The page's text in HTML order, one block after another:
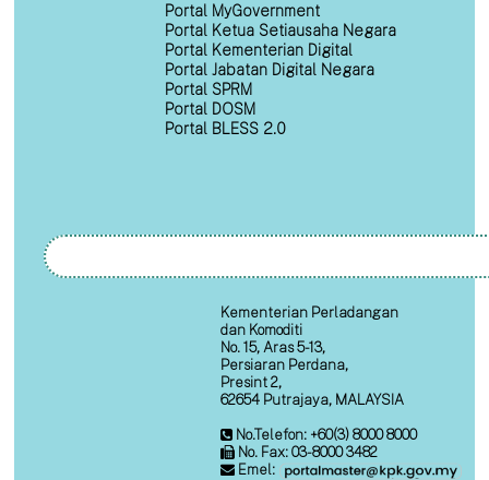
Portal MyGovernment
Portal Ketua Setiausaha Negara
Portal Kementerian Digital
Portal Jabatan Digital Negara
Portal SPRM
Portal DOSM
Portal BLESS 2.0
Kementerian Perladangan
dan Komoditi
No. 15, Aras 5-13,
Persiaran Perdana,
Presint 2,
62654 Putrajaya, MALAYSIA
No.Telefon: +60(3) 8000 8000
No. Fax: 03-8000 3482
Emel: